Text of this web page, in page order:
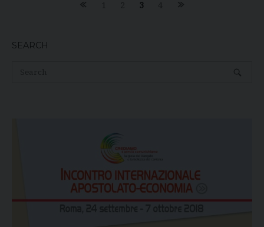
1 2 3 4
SEARCH